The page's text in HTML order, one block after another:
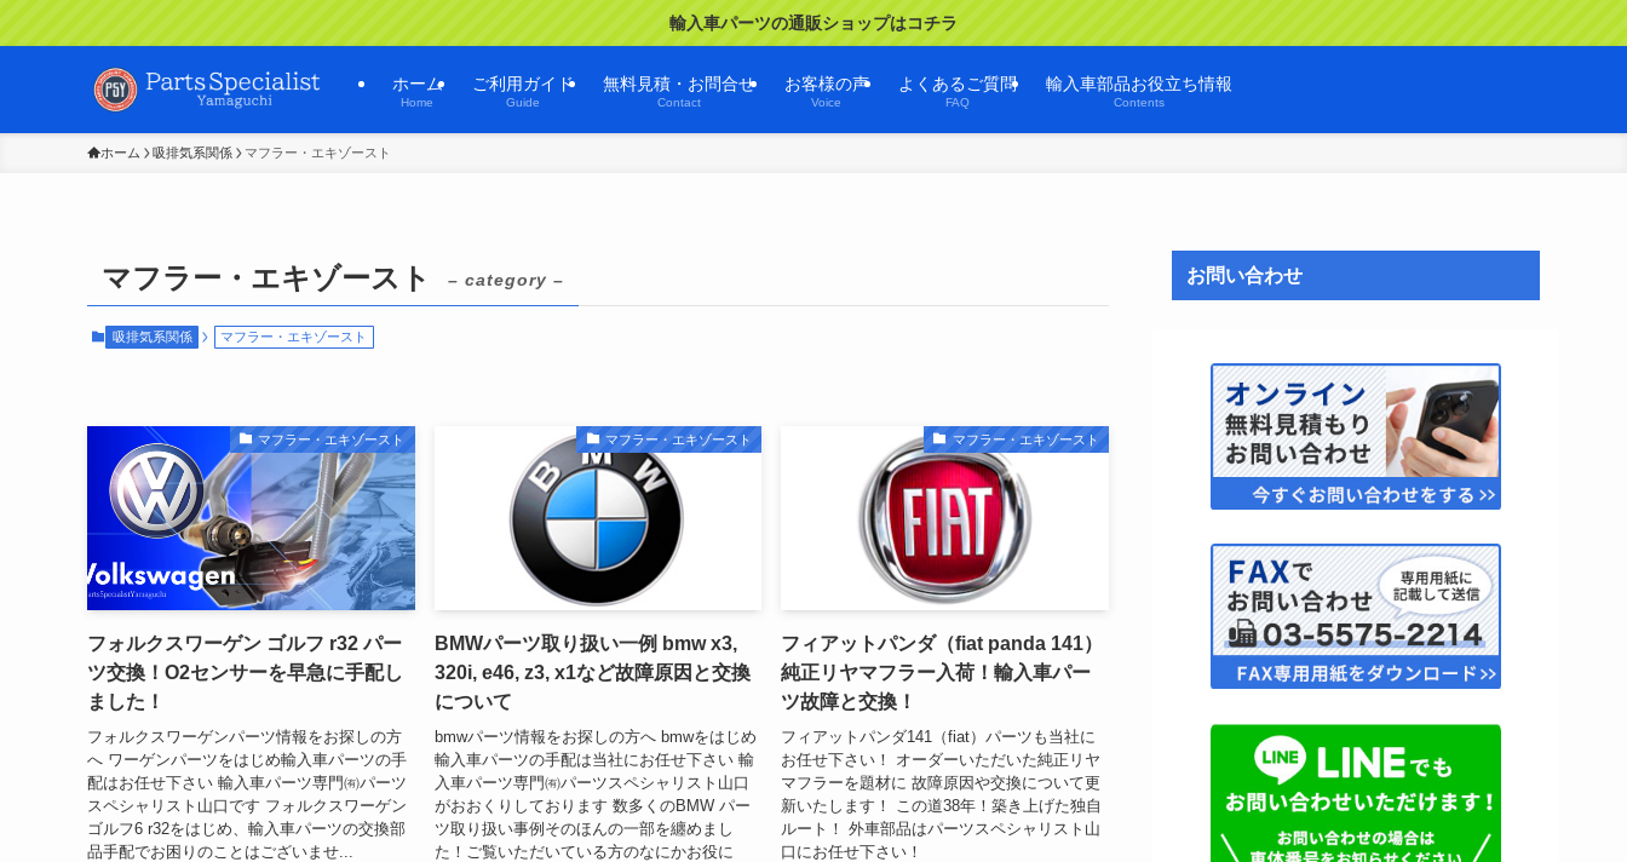
輸入車パーツの通販ショップはコチラ
ホーム
Home
ご利用ガイド
Guide
無料見積・お問合せ
Contact
お客様の声
Voice
よくあるご質問
FAQ
輸入車部品お役立ち情報
Contents
ホーム 吸排気系関係 マフラー・エキゾースト
マフラー・エキゾースト – category –
吸排気系関係 マフラー・エキゾースト
マフラー・エキゾースト
フォルクスワーゲン ゴルフ r32 パー
ツ交換！O2センサーを早急に手配し
ました！
フォルクスワーゲンパーツ情報をお探しの方
へ ワーゲンパーツをはじめ輸入車パーツの手
配はお任せ下さい 輸入車パーツ専門㈲パーツ
スペシャリスト山口です フォルクスワーゲン
ゴルフ6 r32をはじめ、輸入車パーツの交換部
品手配でお困りのことはございませ...
マフラー・エキゾースト
BMWパーツ取り扱い一例 bmw x3,
320i, e46, z3, x1など故障原因と交換
について
bmwパーツ情報をお探しの方へ bmwをはじめ
輸入車パーツの手配は当社にお任せ下さい 輸
入車パーツ専門㈲パーツスペシャリスト山口
がおおくりしております 数多くのBMW パー
ツ取り扱い事例そのほんの一部を纏めまし
た！ご覧いただいている方のなにかお役に
マフラー・エキゾースト
フィアットパンダ（fiat panda 141）
純正リヤマフラー入荷！輸入車パー
ツ故障と交換！
フィアットパンダ141（fiat）パーツも当社に
お任せ下さい！ オーダーいただいた純正リヤ
マフラーを題材に 故障原因や交換について更
新いたします！ この道38年！築き上げた独自
ルート！ 外車部品はパーツスペシャリスト山
口にお任せ下さい！
お問い合わせ